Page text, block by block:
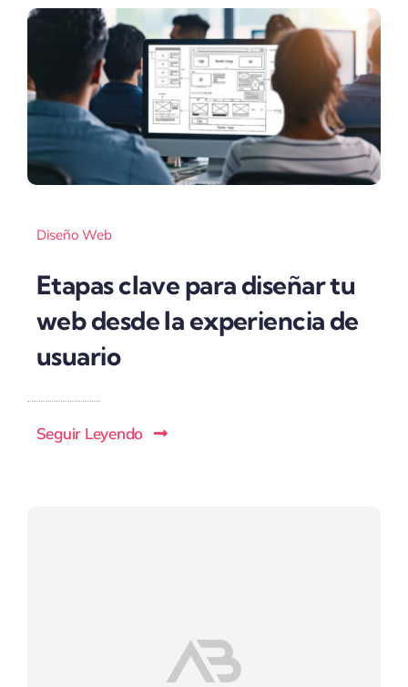
Diseño Web
Etapas clave para diseñar tu
web desde la experiencia de
usuario
Seguir Leyendo